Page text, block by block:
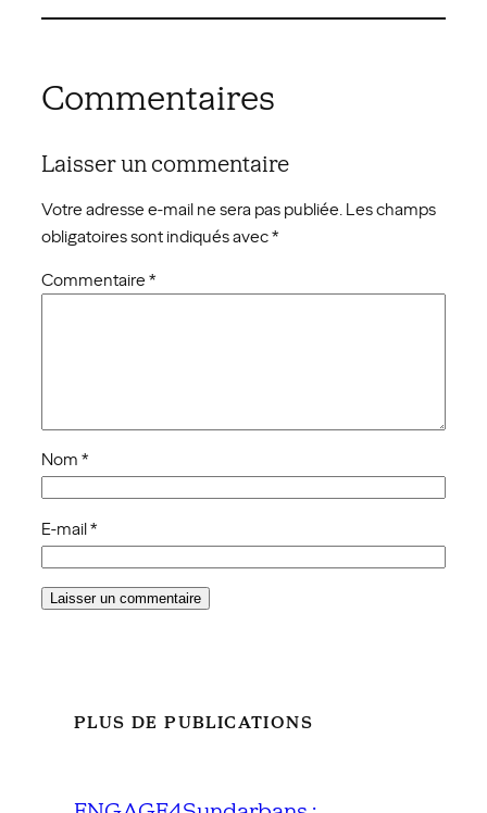
Commentaires
Laisser un commentaire
Votre adresse e-mail ne sera pas publiée. Les champs
obligatoires sont indiqués avec*
Commentaire *
Nom *
E-mail*
PLUS DE PUBLICATIONS